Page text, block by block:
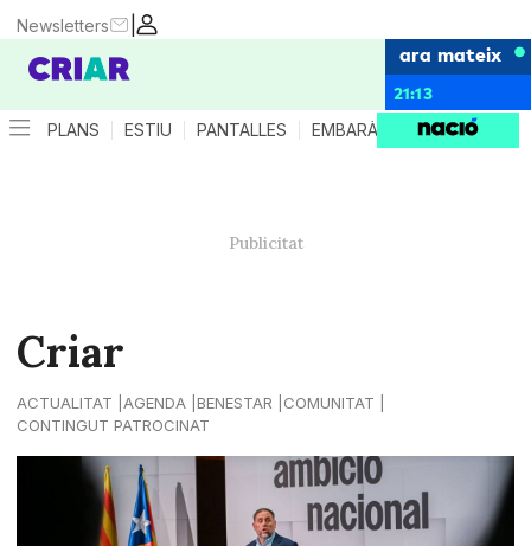
|
Newsletters
ara mateix
21:13
PLANS ESTIU PANTALLES EMBARÀS CRIANÇA
Criar
ACTUALITAT AGENDA BENESTAR
COMUNITAT
CONTINGUT PATROCINAT